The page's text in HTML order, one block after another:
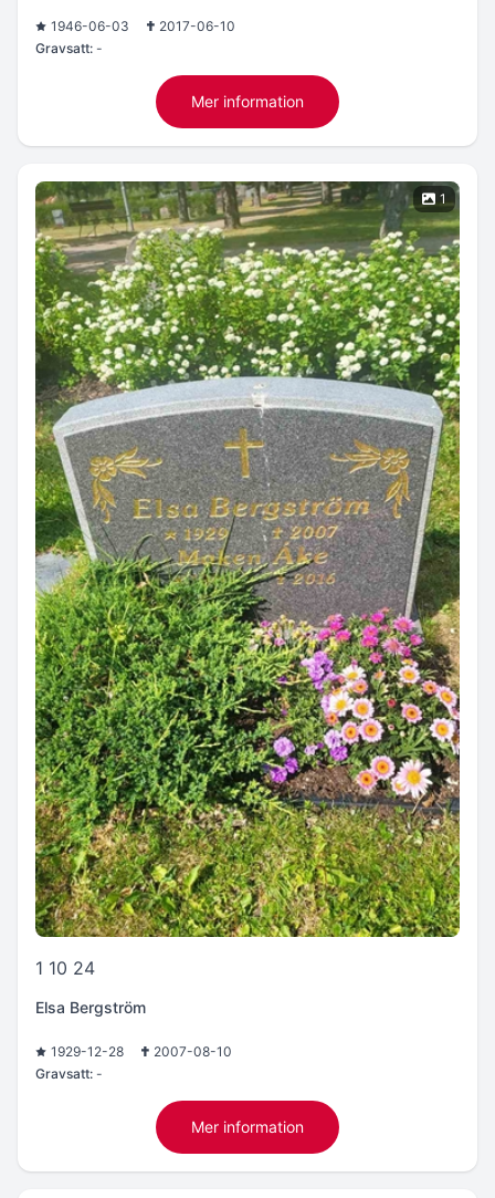
1946-06-03
2017-06-10
Gravsatt: -
Mer information
1
1 10 24
Elsa Bergström
1929-12-28
2007-08-10
Gravsatt: -
Mer information